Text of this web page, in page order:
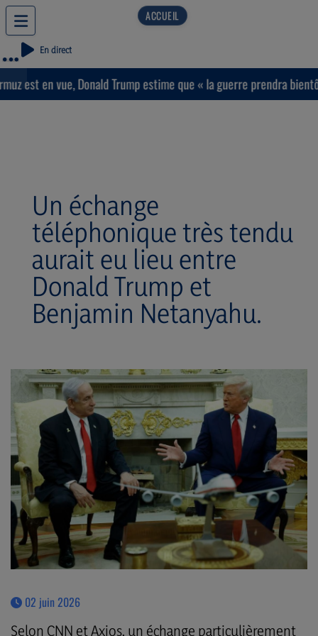
En direct
en vue, Donald Trump estime que « la guerre prendra bientôt fin
Un échange
téléphonique très tendu
aurait eu lieu entre
Donald Trump et
Benjamin Netanyahu.
02 juin 2026
Selon CNN et Axios, un échange particulièrement